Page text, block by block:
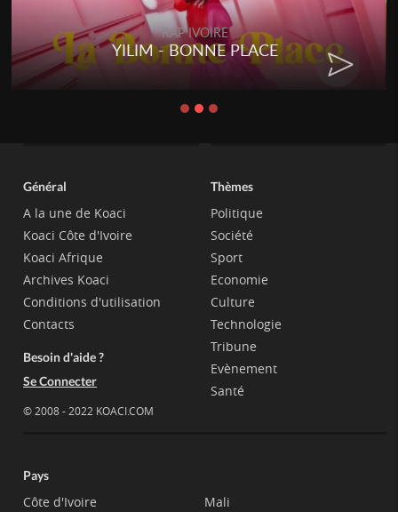
RAP IVOIRE
YILIM - BONNE PLACE
Général
A la une de Koaci
Koaci Côte d'Ivoire
Koaci Afrique
Archives Koaci
Conditions d'utilisation
Contacts
Besoin d'aide ?
Se Connecter
© 2008 - 2022 KOACI.COM
Thèmes
Politique
Société
Sport
Economie
Culture
Technologie
Tribune
Evènement
Santé
Pays
Côte d'Ivoire
Mali